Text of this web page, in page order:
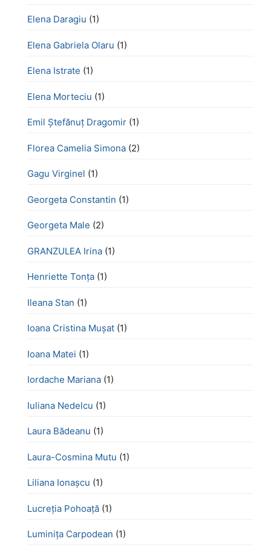
Elena Daragiu (1)
Elena Gabriela Olaru (1)
Elena Istrate (1)
Elena Morteciu (1)
Emil Ștefănuț Dragomir (1)
Florea Camelia Simona (2)
Gagu Virginel (1)
Georgeta Constantin (1)
Georgeta Male (2)
GRANZULEA Irina (1)
Henriette Tonţa (1)
Ileana Stan (1)
Ioana Cristina Mușat (1)
Ioana Matei (1)
Iordache Mariana (1)
Iuliana Nedelcu (1)
Laura Bădeanu (1)
Laura-Cosmina Mutu (1)
Liliana Ionașcu (1)
Lucreţia Pohoaţă (1)
Luminița Carpodean (1)